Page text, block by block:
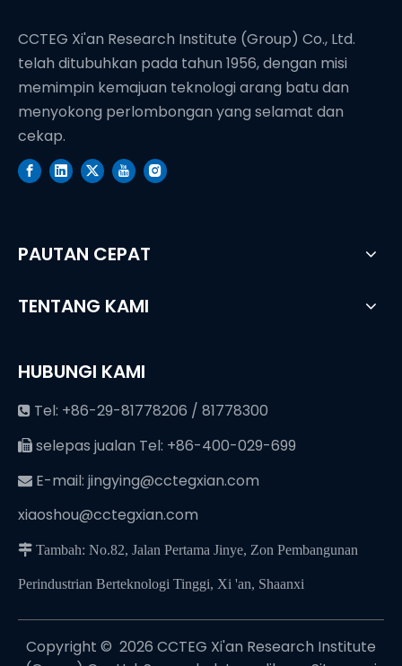
CCTEG Xi'an Research Institute (Group) Co., Ltd.
telah ditubuhkan pada tahun 1956, dengan misi
memimpin kemajuan teknologi arang batu dan
menyokong perlombongan yang selamat dan
cekap.
PAUTAN CEPAT
TENTANG KAMI
HUBUNGI KAMI
 Tel: +86-29-81778206 / 81778300
 selepas jualan Tel: +86-400-029-699
 E-mail: jingying@cctegxian.com
xiaoshou@cctegxian.com
 Tambah: No.82, Jalan Pertama Jinye, Zon Pembangunan
Perindustrian Berteknologi Tinggi, Xi 'an, Shaanxi
Copyright © ️ 2026 CCTEG Xi'an Research Institute